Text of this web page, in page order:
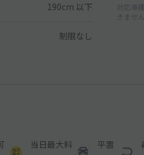
190cm 以下
制限なし
対応車
きませ
当日最大料
平置